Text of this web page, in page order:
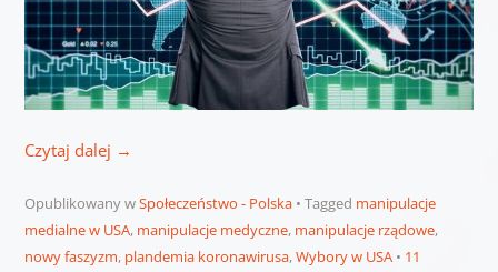
Czytaj dalej →
Opublikowany wSpołeczeństwo - Polska Tagged manipulacje
medialne w USA, manipulacje medyczne, manipulacje rządowe,
nowy faszyzm, plandemia koronawirusa,Wybory w USA
11